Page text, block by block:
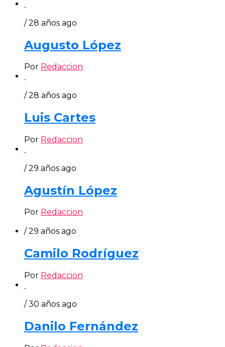
/ 28 años ago
Augusto López
Por Redaccion
/ 28 años ago
Luis Cartes
Por Redaccion
/ 29 años ago
Agustín López
Por Redaccion
/ 29 años ago
Camilo Rodríguez
Por Redaccion
/ 30 años ago
Danilo Fernández